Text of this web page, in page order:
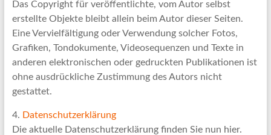
Das Copyright für veröffentlichte, vom Autor selbst
erstellte Objekte bleibt allein beim Autor dieser Seiten.
Eine Vervielfältigung oder Verwendung solcher Fotos,
Grafiken, Tondokumente, Videosequenzen und Texte in
anderen elektronischen oder gedruckten Publikationen ist
ohne ausdrückliche Zustimmung des Autors nicht
gestattet.
4. Datenschutzerklärung
Die aktuelle Datenschutzerklärung finden Sie nun hier.